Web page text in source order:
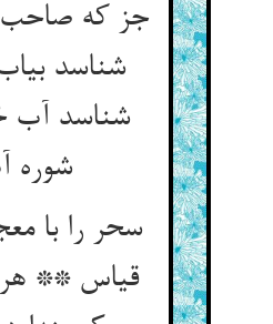
جز که
شناسد
شناسد آب
سحر را با
قیاس ** هر